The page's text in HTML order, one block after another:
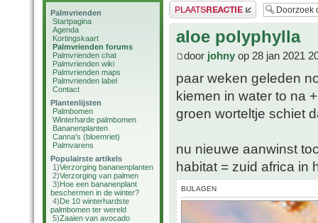
Palmvrienden
Startpagina
Agenda
Kortingskaart
Palmvrienden forums
Palmvrienden chat
Palmvrienden wiki
Palmvrienden maps
Palmvrienden label
Contact
Plantenlijsten
Palmbomen
Winterharde palmbomen
Bananenplanten
Canna's (bloemriet)
Palmvarens
Populairste artikels
1)Verzorging bananenplanten
2)Verzorging van palmen
3)Hoe een bananenplant
beschermen in de winter?
4)De 10 winterhardste
palmbomen ter wereld
5)Zaaien van avocado
Plaats een reactie
aloe polyphylla
door johny op 28 jan 2021
paar weken geleden
kiemen in water to na
groen worteltje schiet
nu nieuwe aanwinst
habitat = zuid africa in
BIJLAGEN